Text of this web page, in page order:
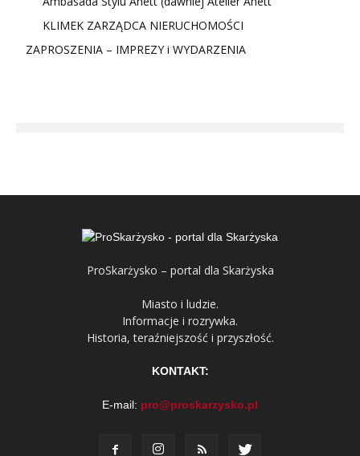
KLIMEK ZARZĄDCA NIERUCHOMOŚCI
ZAPROSZENIA – IMPREZY i WYDARZENIA
ProSkarżysko – portal dla Skarżyska
Miasto i ludzie.
Informacje i rozrywka.
Historia, teraźniejszość i przyszłość.
KONTAKT:
E-mail: pro@proskarzysko.pl